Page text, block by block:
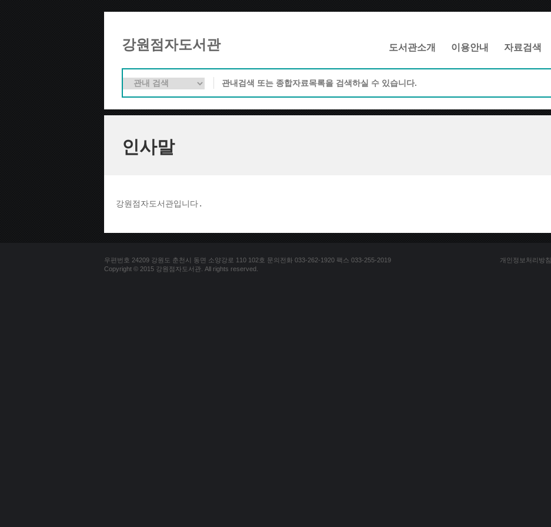
강원점자도서관 도서관소개 이용안내 자료검색
인사말
강원점자도서관입니다.
우편번호 24209 강원도 춘천시 동면 소양강로 110 102호 문의전화 033-262-1920 팩스 033-255-2019
Copyright © 2015 강원점자도서관. All rights reserved.
개인정보처리방침